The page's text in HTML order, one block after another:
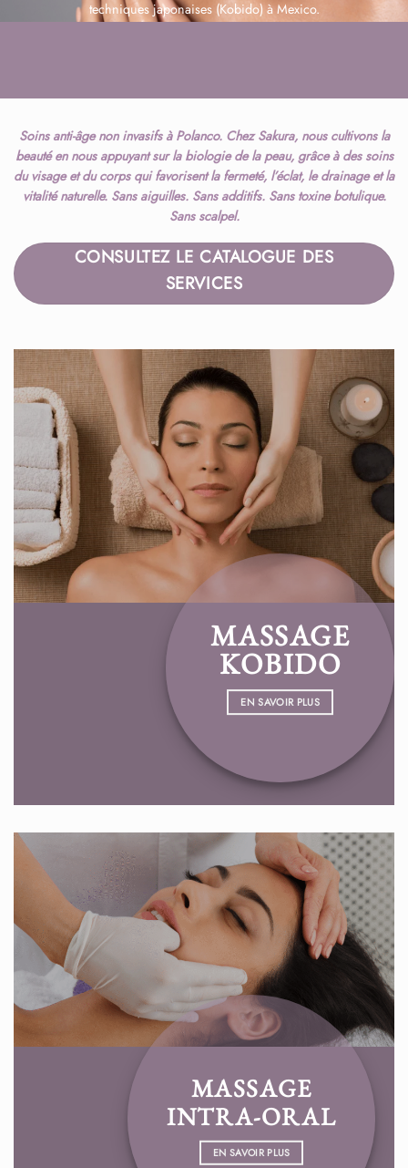
techniques japonaises (Kobido) à Mexico.
Soins anti-âge non invasifs à Polanco. Chez Sakura, nous cultivons la
beauté en nous appuyant sur la biologie de la peau, grâce à des soins
du visage et du corps qui favorisent la fermeté, l’éclat, le drainage et la
vitalité naturelle. Sans aiguilles. Sans additifs. Sans toxine botulique.
Sans scalpel.
CONSULTEZ LE CATALOGUE DES
SERVICES
MASSAGE
KOBIDO
EN SAVOIR PLUS
MASSAGE
INTRA-ORAL
EN SAVOIR PLUS